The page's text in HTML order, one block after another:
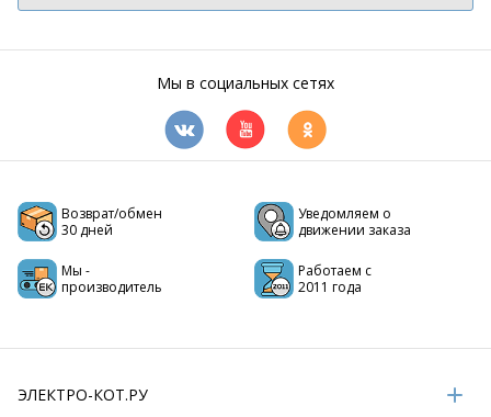
Мы в социальных сетях
Возврат/обмен
30 дней
Уведомляем о
движении заказа
Мы -
производитель
Работаем с
2011 года
ЭЛЕКТРО-КОТ.РУ